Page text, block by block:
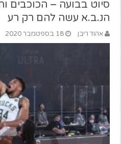
סיוט בבועה – הכוכבים
הנ.ב.א עשה להם רק רע
אהוד ריבן 18 בספטמבר 2020